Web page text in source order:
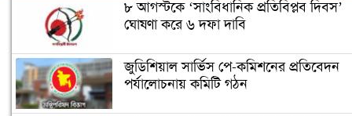
৮ আগস্টকে ‘সাংবিধানিক প্রতিবিপ্লব দিবস’
ঘোষণা করে ৬ দফা দাবি
জুডিশিয়াল সার্ভিস পে-কমিশনের প্রতিবেদন
পর্যালোচনায় কমিটি গঠন